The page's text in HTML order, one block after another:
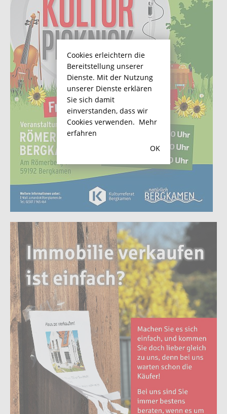
Cookies erleichtern die
Bereitstellung unserer
Dienste. Mit der Nutzung
unserer Dienste erklären
Sie sich damit
einverstanden, dass wir
Cookies verwenden. Mehr
erfahren
OK